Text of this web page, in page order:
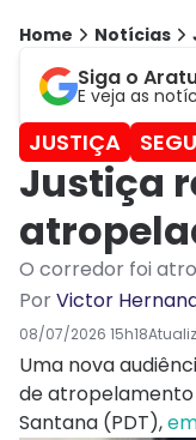
Home Notícias
Siga o
E veja as
JUSTIÇA
Justiça
O corredor foi
PorVictor
08/07/2026 15h18
Uma nova
de atropelamento
Santana (PDT),